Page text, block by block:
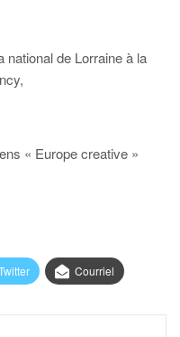
de Lorraine à la
« Europe creative »
Courriel